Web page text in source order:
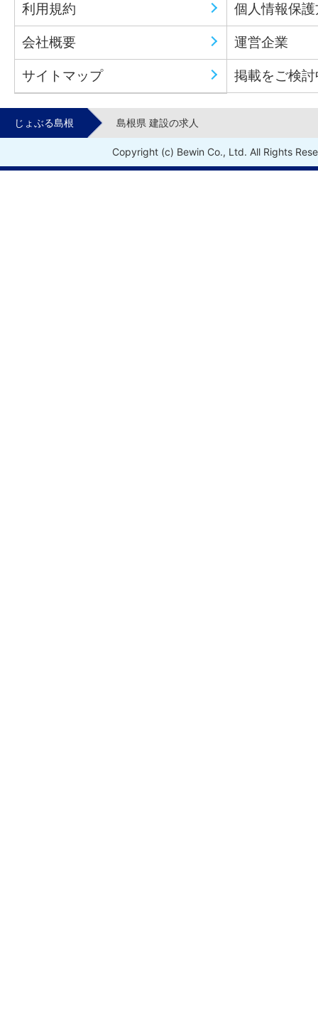
利用規約 個人情報保
会社概要 運営企業
サイトマップ 掲載をご検
じょぶる島根 島根県 建設の求人
Copyright (c) Bewin Co., Ltd. All Rights